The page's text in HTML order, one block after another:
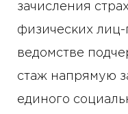
зачисления
физических
ведомстве
стаж напрямую
единого